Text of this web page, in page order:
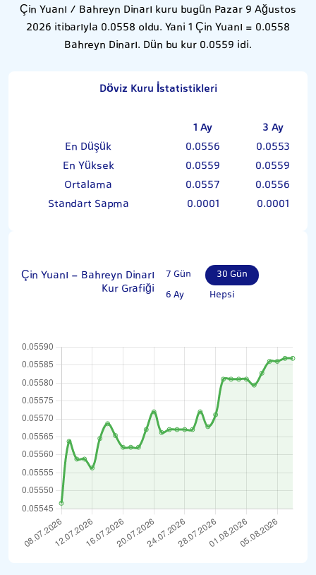
Çin Yuanı / Bahreyn Dinarı kuru bugün Pazar 9 Ağustos
2026 itibarıyla 0.0558 oldu. Yani 1 Çin Yuanı = 0.0558
Bahreyn Dinarı. Dün bu kur 0.0559 idi.
Döviz Kuru İstatistikleri
1 Ay
3 Ay
En Düşük
0.0556
0.0553
En Yüksek
0.0559
0.0559
Ortalama
0.0557
0.0556
Standart Sapma
0.0001 0.0001
Çin Yuanı - Bahreyn Dinarı
Kur Grafiği
7 Gün
30 Gün
6 Ay
Hepsi